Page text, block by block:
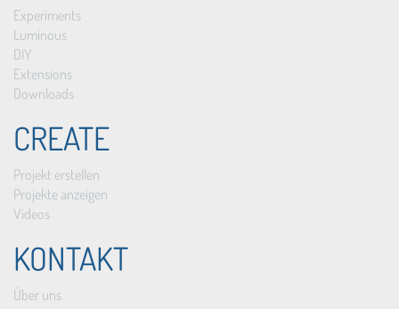
Experiments
Luminous
DIY
Extensions
Downloads
CREATE
Projekt erstellen
Projekte anzeigen
Videos
KONTAKT
Über uns